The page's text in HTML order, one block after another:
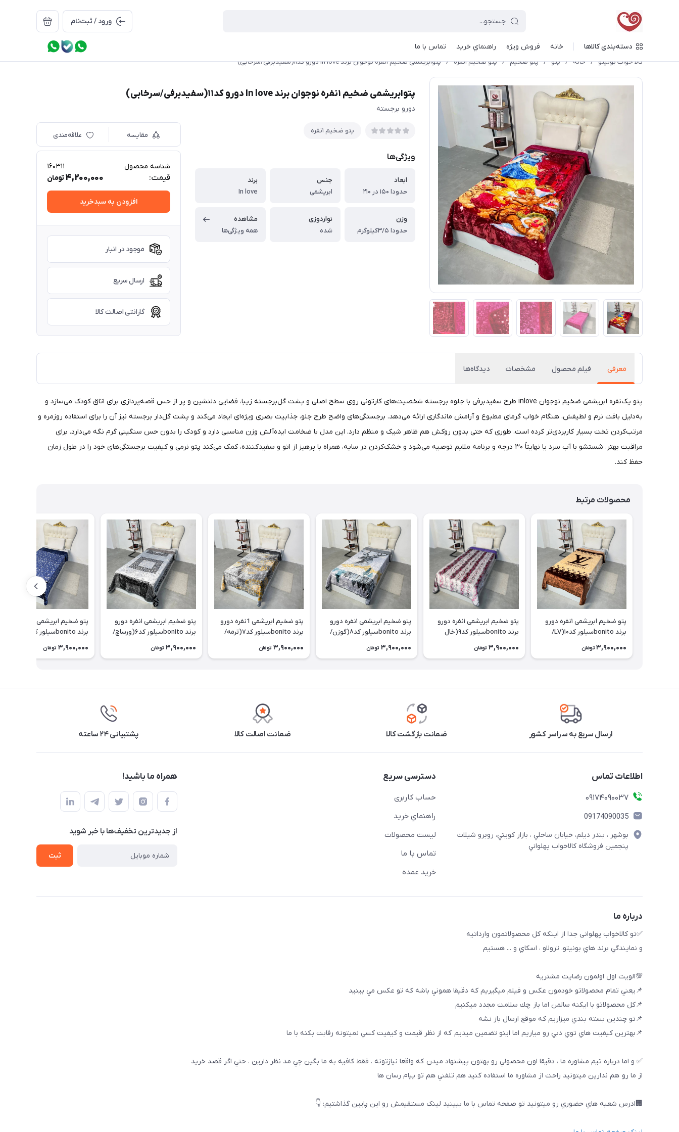
ورود / ثبت‌نام
دسته‌بندی کالاها خانه فروش ویژه راهنماي خريد تماس با ما
کالا خواب بونیتو / خانه / پتو / پتو ضخیم / پتو ضخیم ١نفره / پتوابریشمی ضخیم ۱نفره نوجوان برند In love دورو کد۱۱(سفیدبرفی/سرخابی)
پتوابریشمی ضخیم ۱نفره نوجوان برند In love دورو کد۱۱(سفیدبرفی/سرخابی)
دورو برجسته
پتو ضخیم ١نفره
ویژگی‌ها
ابعاد
حدودا ۱۵۰ در ۲۱۰
جنس
ابریشمی
برند
In love
وزن
حدودا ۳/۵کیلوگرم
نواردوزی
شده
مشاهده
همه ویژگی‌ها
مقایسه علاقه‌مندی
شناسه محصول 160311
قیمت: 4,200,000تومان
افزودن به سبدخرید
موجود در انبار
ارسال سریع
گارانتی اصالت کالا
معرفی فیلم محصول مشخصات دیدگاه‌ها
​​​​پتو یک‌نفره ابریشمی ضخیم نوجوان inlove طرح سفیدبرفی با جلوه برجسته شخصیت‌های کارتونی روی سطح اصلی و پشت گل‌برجسته زیبا، فضایی دلنشین و پر از حس قصه‌پردازی برای اتاق کودک می‌سازد و
به‌دلیل بافت نرم و لطیفش، هنگام خواب گرمای مطبوع و آرامش ماندگاری ارائه می‌دهد. برجستگی‌های واضح طرح جلو، جذابیت بصری ویژه‌ای ایجاد می‌کند و پشت گل‌دار برجسته نیز آن را برای استفاده روزمره و
مرتب‌کردن تخت بسیار کاربردی‌تر کرده است، طوری که حتی بدون روکش هم ظاهر شیک و منظم دارد. این مدل با ضخامت ایده‌آلش وزن مناسبی دارد و کودک را بدون حس سنگینی گرم نگه می‌دارد. برای
مراقبت بهتر، شستشو با آب سرد یا نهایتاً ۳۰ درجه و برنامه ملایم توصیه می‌شود و خشک‌کردن در سایه، همراه با پرهیز از اتو و سفیدکننده، کمک می‌کند پتو نرمی و کیفیت برجستگی‌های خود را در طول زمان
حفظ کند.
محصولات مرتبط
پتو ضخیم ابریشمی ۱نفره دورو
برند bonitoسیلور کد۱۰(LV/
3,900,000 تومان
پتو ضخیم ابریشمی ۱نفره دورو
برند bonitoسیلور کد۹(خال
3,900,000 تومان
پتو ضخیم ابریشمی ۱نفره دورو
برند bonitoسیلور کد۸(گوزن/
3,900,000 تومان
پتو ضخیم ابریشمی 1نفره دورو
برند bonitoسیلور کد۷(ترمه/
3,900,000 تومان
پتو ضخیم ابریشمی ۱نفره دورو
برند bonitoسیلور کد۶(ورساچ/
3,900,000 تومان 3,900,000 تومان
ارسال سریع به سراسر کشور ضمانت بازگشت کالا ضمانت اصالت کالا پشتیبانی ۲۴ ساعته
اطلاعات تماس
09174090037
09174090035
بوشهر ، بندر ديلم، خيابان ساحلي ، بازار كويتي، روبرو شيلات
پنجمين فروشگاه كالاخواب پهلواني
دسترسی سریع
حساب کاربری
راهنماي خريد
لیست محصولات
تماس با ما
خريد عمده
همراه ما باشید!
از جدید‌ترین تخفیف‌ها با‌ خبر شوید
ثبت
درباره ما
✅تو كالاخواب پهلوانى جدا از اينكه كل محصولاتمون وارداتيه
و نمايندگي برند هاي بونيتو، ترولاو ، اسكاي و ... هستيم
💯الويت اول اولمون رضايت مشتريه
📌يعني تمام محصولاتو خودمون عكس و فيلم ميگيريم كه دقيقا هموني باشه كه تو عكس مي بينيد
📌كل محصولاتو با ايكنه سالمن اما باز چك سلامت مجدد ميكنيم
📌تو چندين بسته بندي ميزاريم كه موقع ارسال باز نشه
📌بهترين كيفيت هاي توي دبي رو مياريم اما اينو تضمين ميديم كه از نظر قيمت و كيفيت كسي نميتونه رقابت بكنه با ما
✅ و اما درباره تيم مشاوره ما ، دقيقا اون محصولي رو بهتون پيشنهاد ميدن كه واقعا نيازتونه . فقط كافيه به ما بگين چي مد نظر دارين . حتي اگر قصد خريد
از ما رو هم ندارين ميتونيد راحت از مشاوره ما استفاده كنيد هم تلفني هم تو پيام رسان ها
🏢ادرس شعبه هاي حضوري رو ميتونيد تو صفحه تماس با ما ببینيد لینک مستقیمش رو این پایین گذاشتیم: 👇